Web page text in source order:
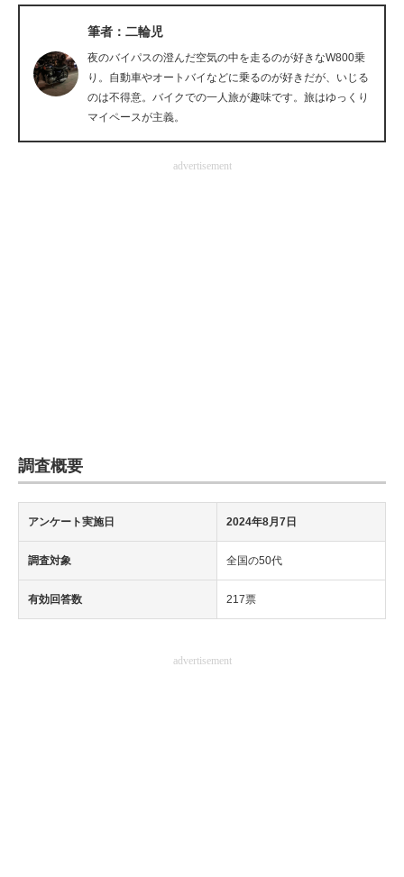
企業向けIT製品の総合サイト
IT製品の技術・比較・事例
製造業のIT導入・活用を支援
筆者：二輪児
夜のバイパスの澄んだ空気の中を走るのが好きなW800乗
り。自動車やオートバイなどに乗るのが好きだが、いじる
のは不得意。バイクでの一人旅が趣味です。旅はゆっくり
マイペースが主義。
advertisement
調査概要
アンケート実施日 2024年8月7日
調査対象 全国の50代
有効回答数 217票
advertisement